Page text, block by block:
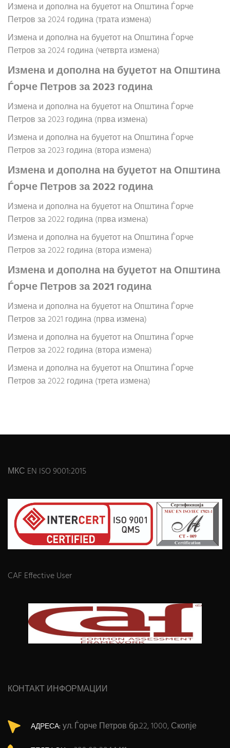
Измена и дополна на буџетот на Општина Ѓорче
Петров за 2024 година (трата измена)
Измена и дополна на буџетот на Општина Ѓорче
Петров за 2024 година (четврта измена)
Измена и дополна на буџетот на Општина
Ѓорче Петров за 2023 година
Измена и дополна на буџетот на Општина Ѓорче
Петров за 2023 година (прва измена)
Измена и дополна на буџетот на Општина Ѓорче
Петров за 2023 година (втора измена)
Измена и дополна на буџетот на Општина
Ѓорче Петров за 2022 година
Измена и дополна на буџетот на Општина Ѓорче
Петров за 2022 година (прва измена)
Измена и дополна на буџетот на Општина Ѓорче
Петров за 2022 година (втора измена)
Измена и дополна на буџетот на Општина
Ѓорче Петров за 2021 година
Измена и дополна на буџетот на Општина Ѓорче
Петров за 2021 година (прва измена)
Измена и дополна на буџетот на Општина Ѓорче
Петров за 2022 година (втора измена)
Измена и дополна на буџетот на Општина Ѓорче
Петров за 2022 година (трета измена)
МКС EN ISO 9001:2015
CAF Effective User
КОНТАКТ ИНФОРМАЦИИ
АДРЕСА: ул. Ѓорче Петров бр.22, 1000, Скопје